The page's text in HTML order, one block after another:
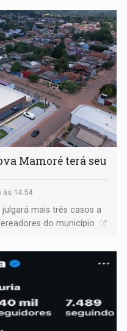
Mamoré terá seu
às 14:54
mais três casos a
do município